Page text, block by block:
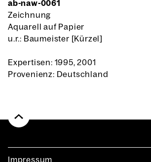
ab-naw-0061
Zeichnung
Aquarell auf Papier
u.r.: Baumeister [Kürzel]
Expertisen: 1995, 2001
Provenienz: Deutschland
Impres­sum